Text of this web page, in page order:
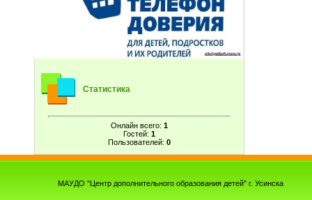
Статистика
Онлайн всего: 1
Гостей: 1
Пользователей: 0
МАУДО "Центр дополнительного образования детей" г. Усинска